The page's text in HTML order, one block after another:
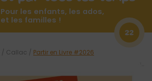
Pour les enfants, les ados,
et les familles !
22
/ Callac / Partir en Livre #2026